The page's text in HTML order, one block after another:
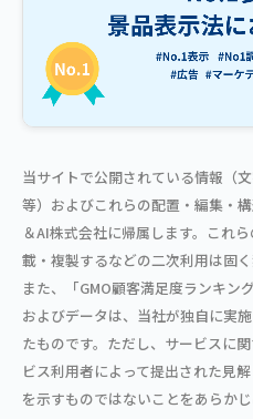
当サイトで公開されている情報（
等）およびこれらの配置・編集・
＆AI株式会社に帰属します。これ
載・複製するなどの二次利用は固く
また、「GMO顧客満足度ランキン
およびデータは、当社が独自に実
たものです。ただし、サービスに
ビス利用者によって提出された見
を示すものではないことをあらかじ